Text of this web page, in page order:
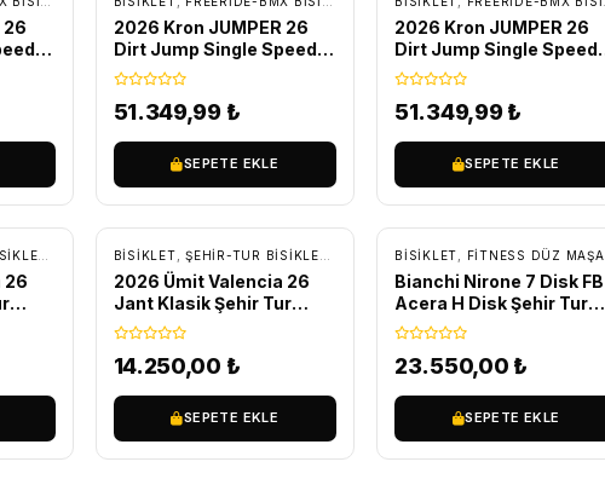
26
2026 Kron JUMPER 26
Dirt Jump Single Speed
Bisiklet Elektrik Sarı
51.349,99 ₺
SEPETE EKLE
2026 Kron JUMPER 26
Dirt Jump Single Speed
Bisiklet Mor
51.349,99₺
SEPETE EKLE
TUR - TREKKING BISIKLETLER
26
BİSİKLET ŞEHIR-TUR BISIKLETLERI TUR - TREKKING BISIKLETLER
2026 Ümit Valencia 26
Jant Klasik Şehir Tur
Bisikleti Mavi
14.250,00 ₺
SEPETE EKLE
BİSİKLET FITNESS DÜZ MAŞA BISIKLETLER
Bianchi Nirone 7 Disk FB
Acera H Disk Şehir Tur
Bisikleti
23.550,00 ₺
SEPETE EKLE